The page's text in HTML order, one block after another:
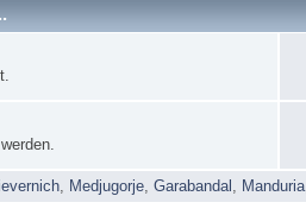
Medjugorje ,Garabandal Manduria